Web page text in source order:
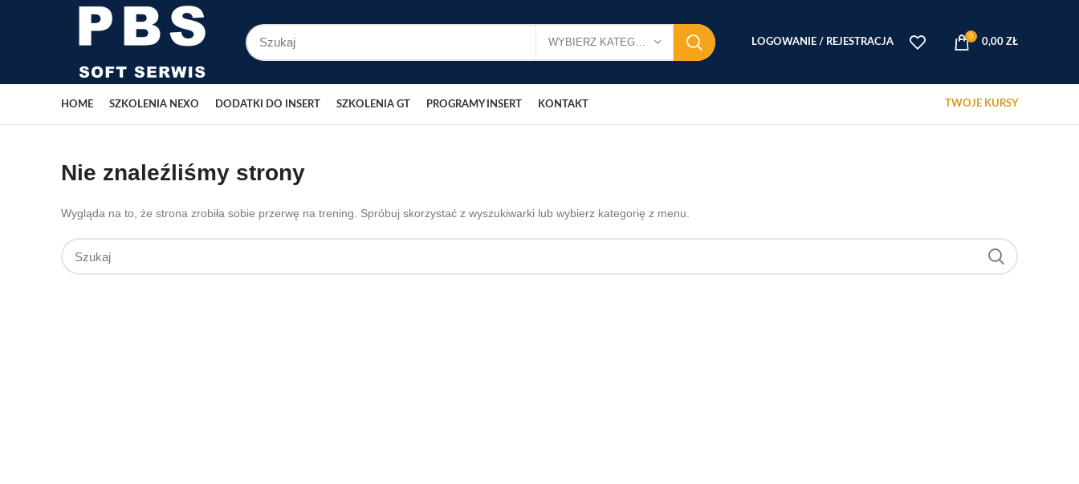
LOGOWANIE / REJESTRACJA
0
0,00 ZŁ
HOME SZKOLENIA NEXO DODATKI DO INSERT SZKOLENIA GT PROGRAMY INSERT KONTAKT TWOJE KURSY
Nie znaleźliśmy strony
Wygląda na to, że strona zrobiła sobie przerwę na trening. Spróbuj skorzystać z wyszukiwarki lub wybierz kategorię z menu.